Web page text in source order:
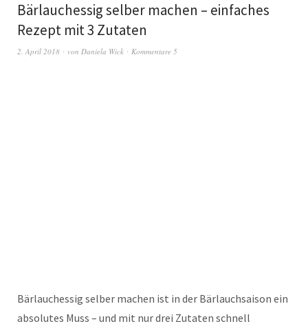
Bärlauchessig selber machen – einfaches
Rezept mit 3 Zutaten
2. April 2018 von Daniela Wick Kommentare 5
Bärlauchessig selber machen ist in der Bärlauchsaison ein
absolutes Muss – und mit nur drei Zutaten schnell